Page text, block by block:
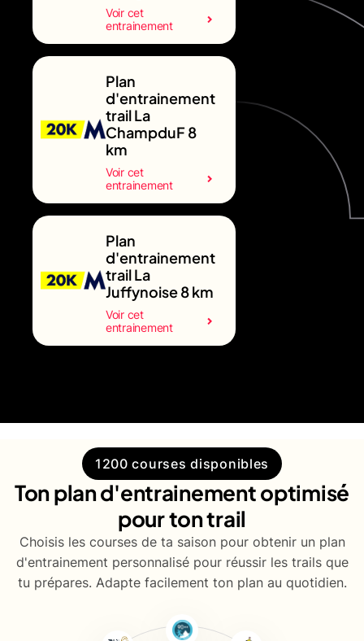
Voir cet
entrainement
Plan
d'entrainement
trail La
ChampduF 8
km
Voir cet
entrainement
Plan
d'entrainement
trail La
Juffynoise 8 km
Voir cet
entrainement
1200 courses disponibles
Ton plan d'entrainement optimisé
pour ton trail
Choisis les courses de ta saison pour obtenir un plan
d'entrainement personnalisé pour réussir les trails que
tu prépares. Adapte facilement ton plan au quotidien.